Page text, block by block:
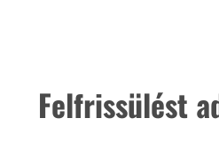
Felfrissülést